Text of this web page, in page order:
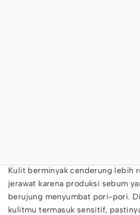
Kulit berminyak cenderung lebih
jerawat karena produksi sebum
berujung menyumbat pori-pori.
kulitmu termasuk sensitif,